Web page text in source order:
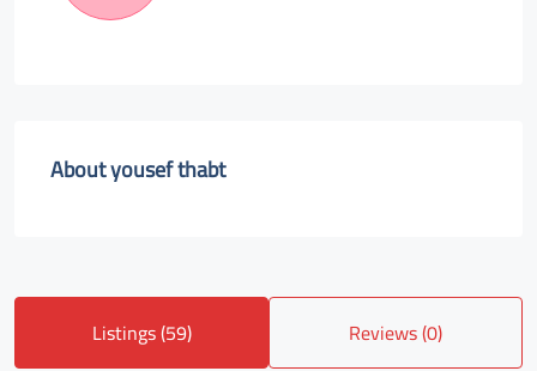
About yousef thabt
Listings (59) Reviews (0)